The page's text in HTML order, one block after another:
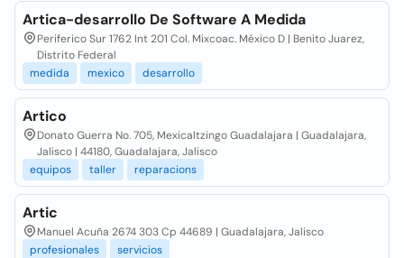
Artica-desarrollo De Software A Medida
Periferico Sur 1762 Int 201 Col. Mixcoac. México D | Benito Juarez,
Distrito Federal
medida
mexico desarrollo
Artico
Donato Guerra No. 705, Mexicaltzingo Guadalajara | Guadalajara,
Jalisco | 44180, Guadalajara, Jalisco
equipos
taller reparacions
Artic
Manuel Acuña 2674 303 Cp 44689 | Guadalajara, Jalisco
profesionales
servicios